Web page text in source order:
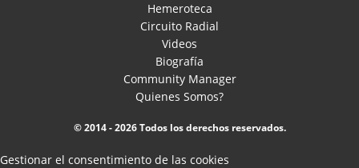
Hemeroteca
Circuito Radial
Videos
Biografía
Community Manager
Quienes Somos?
© 2014 - 2026 Todos los derechos reservados.
Gestionar el consentimiento de las cookies